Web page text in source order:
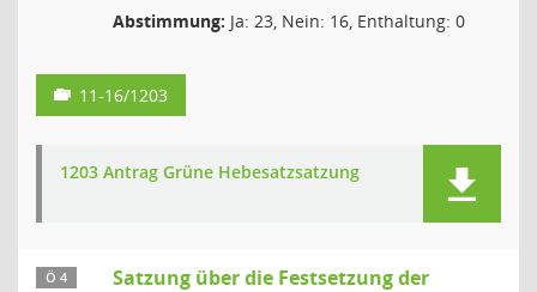
Abstimmung: Ja: 23, Nein: 16, Enthaltung: 0
11-16/1203
1203 Antrag Grüne Hebesatzsatzung
Ö 4
Satzung über die Festsetzung der